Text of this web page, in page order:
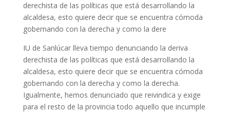
derechista de las políticas que está desarrollando la
alcaldesa, esto quiere decir que se encuentra cómoda
gobernando con la derecha y como la dere
IU de Sanlúcar lleva tiempo denunciando la deriva
derechista de las políticas que está desarrollando la
alcaldesa, esto quiere decir que se encuentra cómoda
gobernando con la derecha y como la derecha.
Igualmente, hemos denunciado que reivindica y exige
para el resto de la provincia todo aquello que incumple